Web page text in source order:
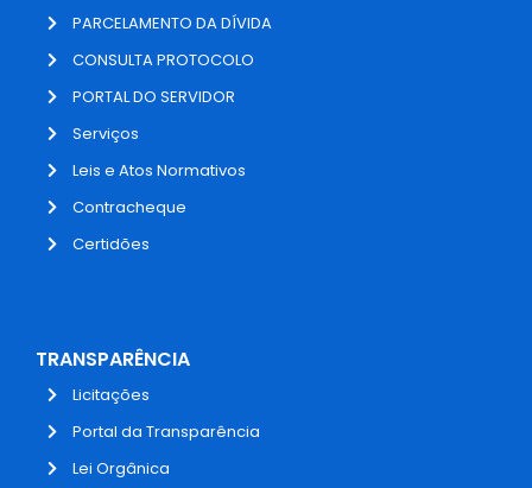
PARCELAMENTO DA DÍVIDA
CONSULTA PROTOCOLO
PORTAL DO SERVIDOR
Serviços
Leis e Atos Normativos
Contracheque
Certidões
TRANSPARÊNCIA
Licitações
Portal da Transparência
Lei Orgânica